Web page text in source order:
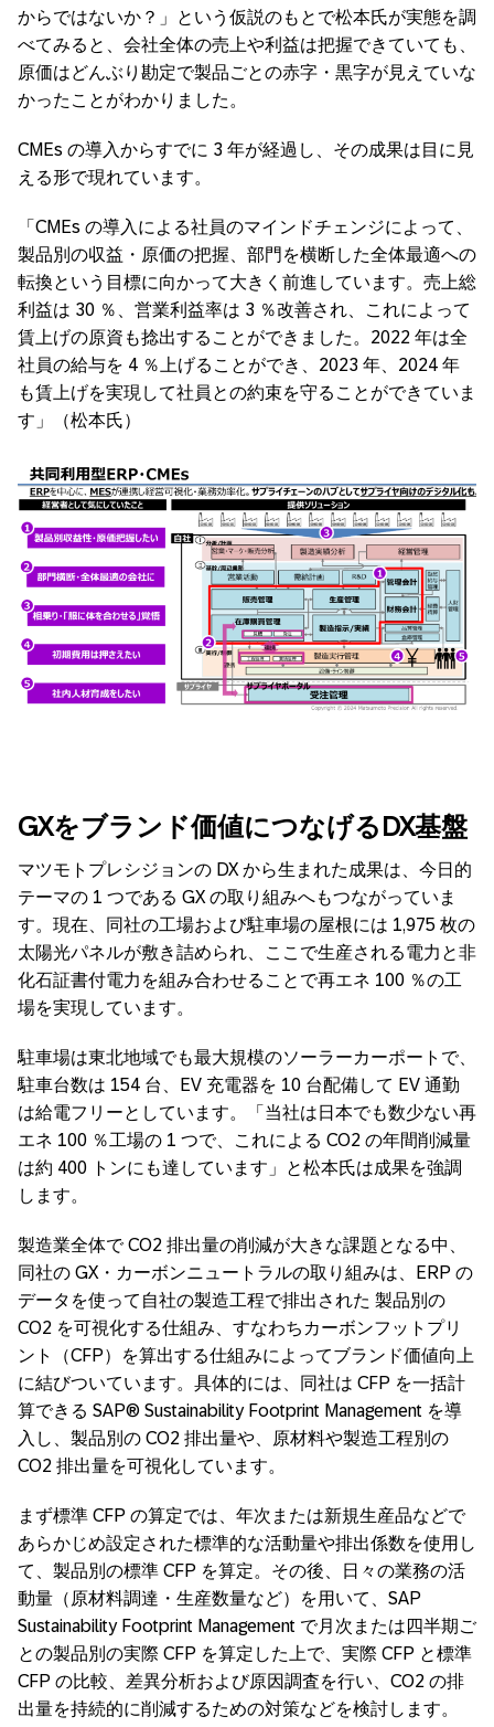
からではないか？」という仮説のもとで松本氏が実態を調
べてみると、会社全体の売上や利益は把握できていても、
原価はどんぶり勘定で製品ごとの赤字・黒字が見えていな
かったことがわかりました。
CMEs の導入からすでに 3 年が経過し、その成果は目に見
える形で現れています。
「CMEs の導入による社員のマインドチェンジによって、
製品別の収益・原価の把握、部門を横断した全体最適への
転換という目標に向かって大きく前進しています。売上総
利益は 30 ％、営業利益率は 3 ％改善され、これによって
賃上げの原資も捻出することができました。2022 年は全
社員の給与を 4 ％上げることができ、2023 年、2024 年
も賃上げを実現して社員との約束を守ることができていま
す」（松本氏）
GXをブランド価値につなげるDX基盤
マツモトプレシジョンの DX から生まれた成果は、今日的
テーマの 1 つである GX の取り組みへもつながっていま
す。現在、同社の工場および駐車場の屋根には 1,975 枚の
太陽光パネルが敷き詰められ、ここで生産される電力と非
化石証書付電力を組み合わせることで再エネ 100 ％の工
場を実現しています。
駐車場は東北地域でも最大規模のソーラーカーポートで、
駐車台数は 154 台、EV 充電器を 10 台配備して EV 通勤
は給電フリーとしています。「当社は日本でも数少ない再
エネ 100 ％工場の 1 つで、これによる CO2 の年間削減量
は約 400 トンにも達しています」と松本氏は成果を強調
します。
製造業全体で CO2 排出量の削減が大きな課題となる中、
同社の GX・カーボンニュートラルの取り組みは、ERP の
データを使って自社の製造工程で排出された 製品別の
CO2 を可視化する仕組み、すなわちカーボンフットプリ
ント（CFP）を算出する仕組みによってブランド価値向上
に結びついています。具体的には、同社は CFP を一括計
算できる SAP® Sustainability Footprint Management を導
入し、製品別の CO2 排出量や、原材料や製造工程別の
CO2 排出量を可視化しています。
まず標準 CFP の算定では、年次または新規生産品などで
あらかじめ設定された標準的な活動量や排出係数を使用し
て、製品別の標準 CFP を算定。その後、日々の業務の活
動量（原材料調達・生産数量など）を用いて、SAP
Sustainability Footprint Management で月次または四半期ご
との製品別の実際 CFP を算定した上で、実際 CFP と標準
CFP の比較、差異分析および原因調査を行い、CO2 の排
出量を持続的に削減するための対策などを検討します。